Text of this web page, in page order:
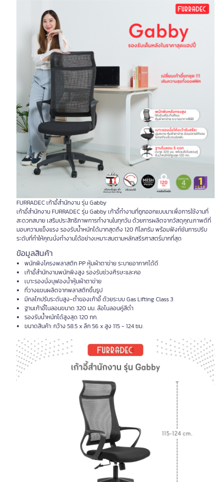
FURRADEC เก้าอี้สำนักงาน รุ่น Gabby
เก้าอี้สำนักงาน FURRADEC รุ่น Gabby เก้าอี้ทำงานที่ถูกออกแบบมาเพื่อการใช้งานที่
สะดวกสบาย เสริมประสิทธิภาพการทำงานในทุกวัน ด้วยการผลิตจากวัสดุคุณภาพดีที่
มอบความแข็งแรง รองรับน้ำหนักได้มากสุดถึง 120 กิโลกรัม พร้อมฟังก์ชันการปรับ
ระดับที่ทำให้คุณนั่งทำงานได้อย่างเหมาะสมตามหลักสรีรศาสตร์มากที่สุด
ข้อมูลสินค้า
พนักพิงโครงพลาสติก PP หุุ้มผ้าตาข่าย ระบายอากาศได้ดี
เก้าอี้สำนักงานพนักพิงสูง รองรับช่วงศีรษะและคอ
เบาะรองนั่งบุฟองน้ำหุ้มผ้าตาข่าย
ที่วางแขนผลิตจากพลาสติกขึ้นรูป
มีกลไกปรับระดับสูง-ต่ำของเก้าอี้ ด้วยระบบ Gas Lifting Class 3
ฐานเก้าอี้ไนลอนขนาด 320 มม. ล้อไนลอนคู่สีดำ
รองรับน้ำหนักได้สูงสุด 120 กก.
ขนาดสินค้า: กว้าง 58.5 x ลึก 56 x สูง 115 - 124 ซม.